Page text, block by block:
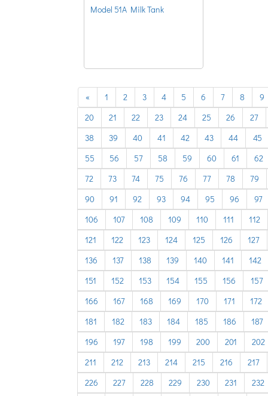
Model 51A Milk Tank
« previous
1 2 3 4 5 6 7 8
9
20
21 22 23 24 25 26
27
38
39 40 41 42 43 44
45
55
56 57 58 59 60 61
62
72
73 74 75 76 77 78
79
90
91 92 93 94 95 96
97
106
107 108 109 110 111
112
121
122 123 124 125 126
127
136
137 138 139 140 141
142
151
152 153 154 155 156
157
166
167 168 169 170 171
172
181
182 183 184 185 186
187
196
197 198 199 200 201
202
211
212 213 214 215 216
217
226
227 228 229 230 231 232